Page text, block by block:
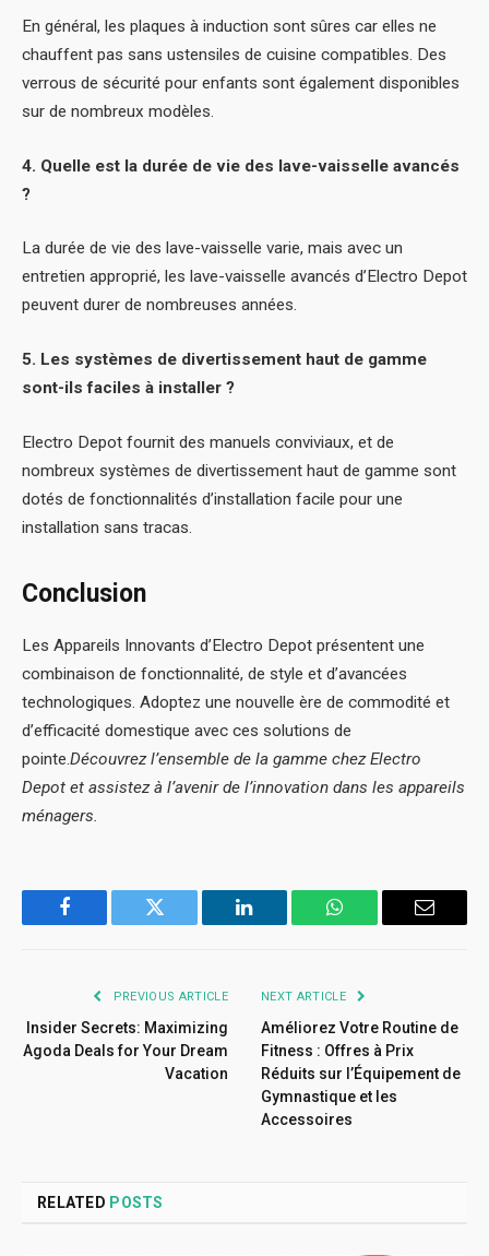
En général, les plaques à induction sont sûres car elles ne
chauffent pas sans ustensiles de cuisine compatibles. Des
verrous de sécurité pour enfants sont également disponibles
sur de nombreux modèles.
4. Quelle est la durée de vie des lave-vaisselle avancés
?
La durée de vie des lave-vaisselle varie, mais avec un
entretien approprié, les lave-vaisselle avancés d’Electro Depot
peuvent durer de nombreuses années.
5. Les systèmes de divertissement haut de gamme
sont-ils faciles à installer ?
Electro Depot fournit des manuels conviviaux, et de
nombreux systèmes de divertissement haut de gamme sont
dotés de fonctionnalités d’installation facile pour une
installation sans tracas.
Conclusion
Les Appareils Innovants d’Electro Depot présentent une
combinaison de fonctionnalité, de style et d’avancées
technologiques. Adoptez une nouvelle ère de commodité et
d’efficacité domestique avec ces solutions de
pointe.Découvrez l’ensemble de la gamme chez Electro
Depot et assistez à l’avenir de l’innovation dans les appareils
ménagers.
Facebook Twitter LinkedIn WhatsApp Email
PREVIOUS ARTICLE
Insider Secrets: Maximizing
Agoda Deals for Your Dream
Vacation
NEXT ARTICLE
Améliorez Votre Routine de
Fitness : Offres à Prix
Réduits sur l’Équipement de
Gymnastique et les
Accessoires
RELATED POSTS